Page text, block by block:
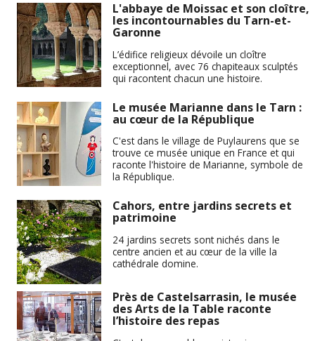
L'abbaye de Moissac et son cloître,
les incontournables du Tarn-et-
Garonne
L’édifice religieux dévoile un cloître
exceptionnel, avec 76 chapiteaux sculptés
qui racontent chacun une histoire.
Le musée Marianne dans le Tarn :
au cœur de la République
C'est dans le village de Puylaurens que se
trouve ce musée unique en France et qui
raconte l'histoire de Marianne, symbole de
la République.
Cahors, entre jardins secrets et
patrimoine
24 jardins secrets sont nichés dans le
centre ancien et au cœur de la ville la
cathédrale domine.
Près de Castelsarrasin, le musée
des Arts de la Table raconte
l’histoire des repas